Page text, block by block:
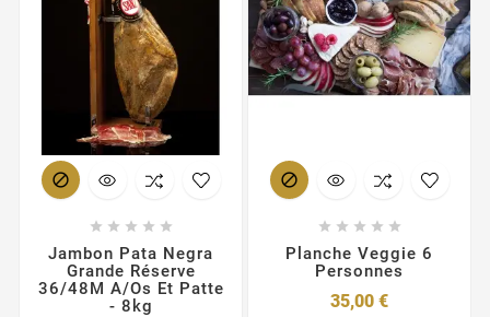

    
Jambon Pata Negra
Grande Réserve
36/48M A/os Et Patte
- 8kg

    
Planche Veggie 6
Personnes
35,00 €Prix